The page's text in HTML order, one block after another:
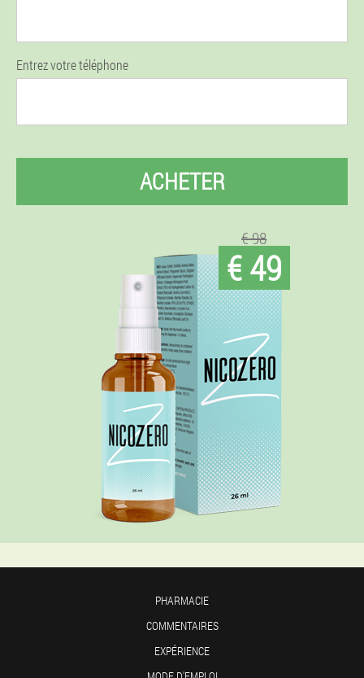
Entrez votre téléphone
ACHETER
€ 98
€ 49
PHARMACIE
COMMENTAIRES
EXPÉRIENCE